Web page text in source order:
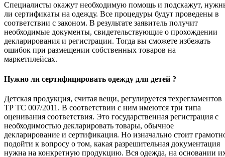
Специалисты окажут необходимую помощь и подскажут,
ли сертификаты на одежду. Все процедуры будут проведены в
соответствии с законом. В результате заявитель получит
необходимые документы, свидетельствующие о прохождении
декларирования и регистрации. Тогда вы сможете избежать
ошибок при размещении собственных товаров на
маркетплейсах.
Нужно ли сертифицировать одежду для детей ?
Детская продукция, считая вещи, регулируется техрегламентов
ТР ТС 007/2011. В соответствии с ним имеются три типа
оценивания соответствия. Это государственная регистрация с
необходимостью декларировать товары, обычное
декларирование и сертификация. Но изначально стоит
подойти к вопросу о том, какая разрешительная документация
нужна на конкретную продукцию. Вся одежда, на основании